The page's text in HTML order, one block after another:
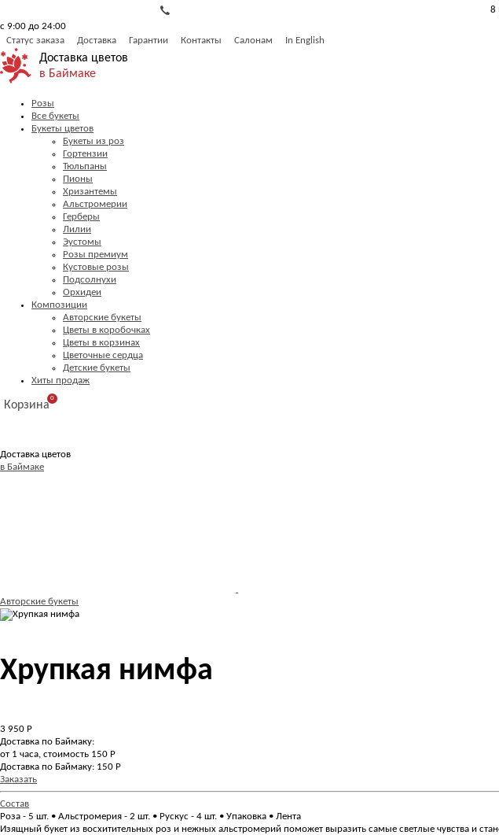
8
с 9:00 до 24:00
Статус заказа
Доставка Гарантии Контакты Салонам In English
Доставка цветов
в Баймаке
Розы
Все букеты
Букеты цветов
Букеты из роз
Гортензии
Тюльпаны
Пионы
Хризантемы
Альстромерии
Герберы
Лилии
Эустомы
Розы премиум
Кустовые розы
Подсолнухи
Орхидеи
Композиции
Авторские букеты
Цветы в коробочках
Цветы в корзинах
Цветочные сердца
Детские букеты
Хиты продаж
Корзина
0
Доставка цветов
в Баймаке
Авторские букеты
Хрупкая нимфа
3 950 Р
Доставка по Баймаку:
от 1 часа, стоимость 150 Р
Доставка по Баймаку: 150 Р
Заказать
Состав
Роза - 5 шт. • Альстромерия - 2 шт. • Рускус - 4 шт. • Упаковка • Лента
Изящный букет из восхитительных роз и нежных альстромерий поможет выразить самые светлые чувства и